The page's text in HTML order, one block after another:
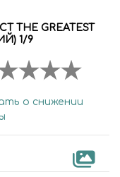
THE GREATEST
1/9
о снижении